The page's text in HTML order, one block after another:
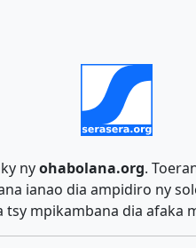
nyohabolana.org.
ianao dia ampidiro ny
tsy mpikambana dia afaka